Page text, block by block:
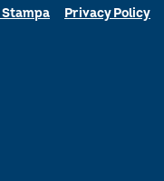
Privacy Policy